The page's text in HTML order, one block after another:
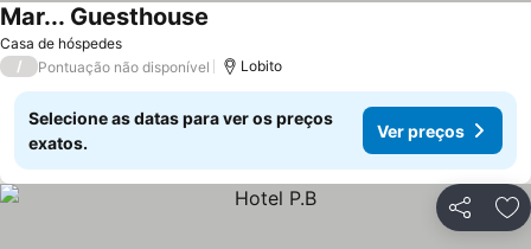
Casa de hóspedes
Mar... Guesthouse
/ Pontuação não disponível Lobito
Selecione as datas para ver os preços
exatos.
Ver preços
Partilhar